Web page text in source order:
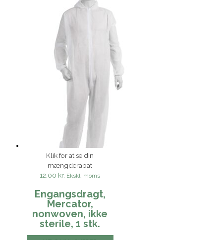
Klik for at se din
mængderabat
12,00 kr. Ekskl. moms
Engangsdragt,
Mercator,
nonwoven, ikke
sterile, 1 stk.